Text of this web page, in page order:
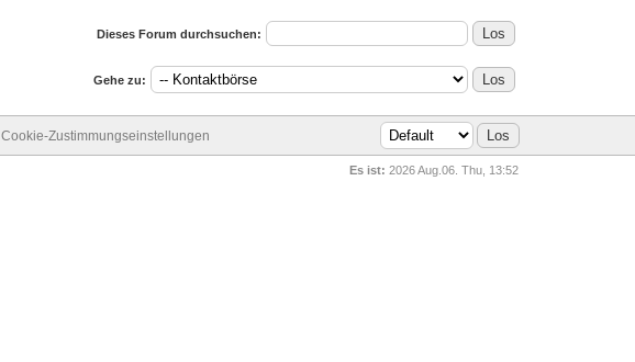
Dieses Forum durchsuchen:
Gehe zu:
Cookie-Zustimmungseinstellungen
Es ist: 2026 Aug.06. Thu, 13:52